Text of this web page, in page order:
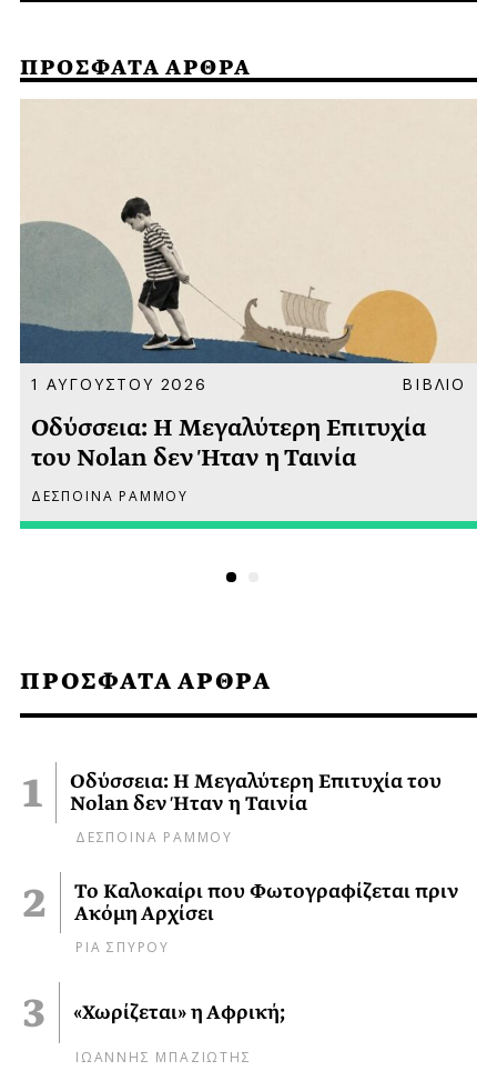
ΠΡΟΣΦΑΤΑ ΑΡΘΡΑ
Οδύσσεια: Η Μεγαλύτερη Επιτυχία του
Nolan δεν Ήταν η Ταινία
ΔΕΣΠΟΙΝΑ ΡΑΜΜΟΥ
Το Καλοκαίρι που Φωτογραφίζεται πριν
Ακόμη Αρχίσει
ΡΙΑ ΣΠΥΡΟΥ
«Χωρίζεται» η Αφρική;
ΙΩΑΝΝΗΣ ΜΠΑΖΙΩΤΗΣ
ΠΡΟΣΦΑΤΑ ΑΡΘΡΑ
1 ΑΥΓΟΥΣΤΟΥ 2026 ΒΙΒΛΙΟ
Οδύσσεια: Η Μεγαλύτερη Επιτυχία
του Nolan δεν Ήταν η Ταινία
ΔΕΣΠΟΙΝΑ ΡΑΜΜΟΥ